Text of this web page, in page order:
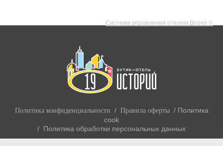
Система управления отелем Bnovo ©
Политика конфиденциальности / Правила оферты / Политика
cook
/ Политика обработки персональных данных